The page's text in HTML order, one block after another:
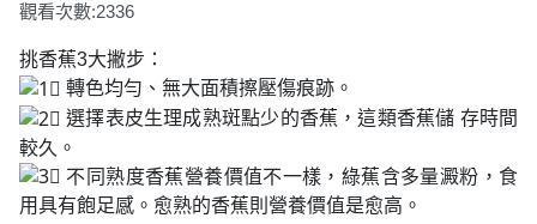
觀看次數:2336
挑香蕉3大撇步：
轉色均勻、無大面積擦壓傷痕跡。
選擇表皮生理成熟斑點少的香蕉，這類香蕉儲 存時間
較久。
不同熟度香蕉營養價值不一樣，綠蕉含多量澱粉，食
用具有飽足感。愈熟的香蕉則營養價值是愈高。